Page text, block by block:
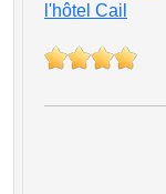
l'hôtel Cail